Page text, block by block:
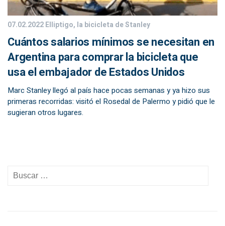
07.02.2022Elliptigo, la bicicleta de Stanley
Cuántos salarios mínimos se necesitan en
Argentina para comprar la bicicleta que
usa el embajador de Estados Unidos
Marc Stanley llegó al país hace pocas semanas y ya hizo sus
primeras recorridas: visitó el Rosedal de Palermo y pidió que le
sugieran otros lugares.